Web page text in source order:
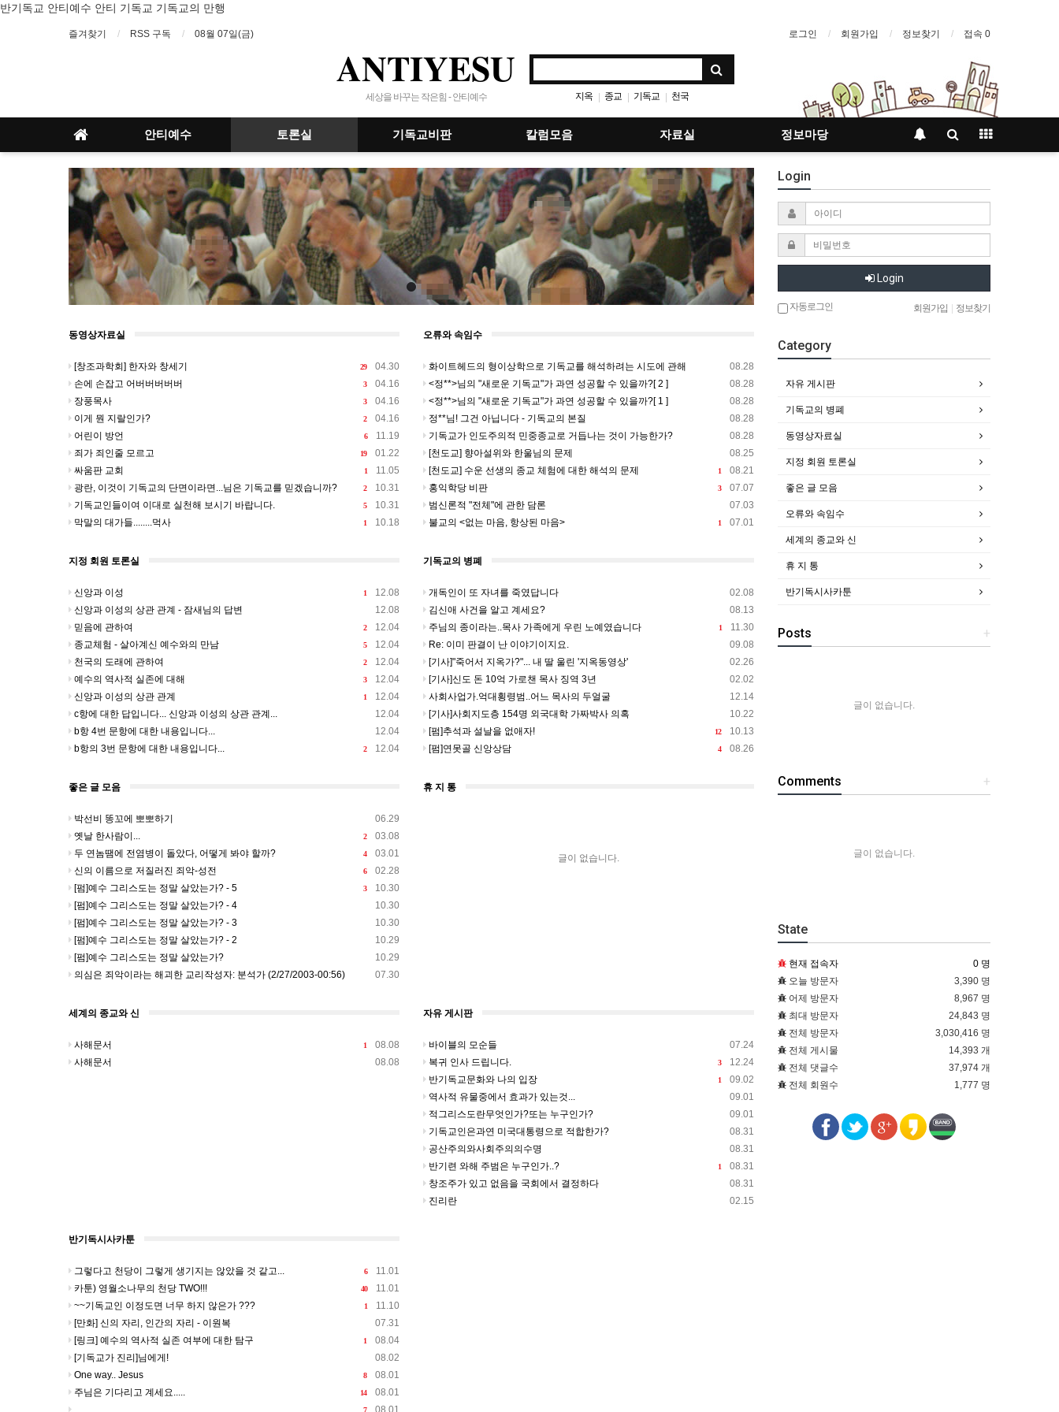
반기독교 안티예수 안티 기독교 기독교의 만행
즐겨찾기 RSS 구독 08월 07일(금) 로그인 회원가입 정보찾기 접속 0
ANTIYESU
세상을 바꾸는 작은힘 - 안티예수 지옥 | 종교 | 기독교 | 천국
안티예수 토론실 기독교비판 칼럼모음 자료실 정보마당
동영상자료실
29 04.30
[창조과학회] 한자와 창세기
3 04.16
손에 손잡고 어버버버버버
3 04.16
장풍목사
2 04.16
이게 뭔 지랄인가?
6 11.19
어린이 방언
19 01.22
죄가 죄인줄 모르고
1 11.05
싸움판 교회
2 10.31
광란, 이것이 기독교의 단면이라면...님은 기독교를 믿겠습니까?
5 10.31
기독교인들이여 이대로 실천해 보시기 바랍니다.
1 10.18
막말의 대가들........먹사
오류와 속임수
08.28
화이트헤드의 형이상학으로 기독교를 해석하려는 시도에 관해
08.28
<정**>님의 "새로운 기독교"가 과연 성공할 수 있을까?[ 2 ]
08.28
<정**>님의 "새로운 기독교"가 과연 성공할 수 있을까?[ 1 ]
08.28
정**님! 그건 아닙니다 - 기독교의 본질
08.28
기독교가 인도주의적 민중종교로 거듭나는 것이 가능한가?
08.25
[천도교] 향아설위와 한울님의 문제
1 08.21
[천도교] 수운 선생의 종교 체험에 대한 해석의 문제
3 07.07
홍익학당 비판
07.03
범신론적 "전체"에 관한 담론
1 07.01
불교의 <없는 마음, 항상된 마음>
지정 회원 토론실
1 12.08
신앙과 이성
12.08
신앙과 이성의 상관 관계 - 잠새님의 답변
2 12.04
믿음에 관하여
5 12.04
종교체험 - 살아계신 예수와의 만남
2 12.04
천국의 도래에 관하여
3 12.04
예수의 역사적 실존에 대해
1 12.04
신앙과 이성의 상관 관계
12.04
c항에 대한 답입니다... 신앙과 이성의 상관 관계...
12.04
b항 4번 문항에 대한 내용입니다...
2 12.04
b항의 3번 문항에 대한 내용입니다...
기독교의 병폐
02.08
개독인이 또 자녀를 죽였답니다
08.13
김신애 사건을 알고 계세요?
1 11.30
주님의 종이라는..목사 가족에게 우린 노예였습니다
09.08
Re: 이미 판결이 난 이야기이지요.
02.26
[기사]"죽어서 지옥가?"... 내 딸 울린 '지옥동영상'
02.02
[기사]신도 돈 10억 가로챈 목사 징역 3년
12.14
사회사업가.억대횡령범..어느 목사의 두얼굴
10.22
[기사]사회지도층 154명 외국대학 가짜박사 의혹
12 10.13
[펌]추석과 설날을 없애자!
4 08.26
[펌]연못골 신앙상담
좋은 글 모음
06.29
박선비 똥꼬에 뽀뽀하기
2 03.08
옛날 한사람이...
4 03.01
두 연놈땜에 전염병이 돌았다, 어떻게 봐야 할까?
6 02.28
신의 이름으로 저질러진 죄악-성전
3 10.30
[펌]예수 그리스도는 정말 살았는가? - 5
10.30
[펌]예수 그리스도는 정말 살았는가? - 4
10.30
[펌]예수 그리스도는 정말 살았는가? - 3
10.29
[펌]예수 그리스도는 정말 살았는가? - 2
10.29
[펌]예수 그리스도는 정말 살았는가?
07.30
의심은 죄악이라는 해괴한 교리작성자: 분석가 (2/27/2003-00:56)
휴 지 통
글이 없습니다.
세계의 종교와 신
1 08.08
사해문서
08.08
사해문서
자유 게시판
07.24
바이블의 모순들
3 12.24
복귀 인사 드립니다.
1 09.02
반기독교문화와 나의 입장
09.01
역사적 유물중에서 효과가 있는것...
09.01
적그리스도란무엇인가?또는 누구인가?
08.31
기독교인은과연 미국대통령으로 적합한가?
08.31
공산주의와사회주의의수명
1 08.31
반기련 와해 주범은 누구인가..?
08.31
창조주가 있고 없음을 국회에서 결정하다
02.15
진리란
반기독시사카툰
6 11.01
그렇다고 천당이 그렇게 생기지는 않았을 것 같고...
40 11.01
카툰) 영월소나무의 천당 TWO!!!
1 11.10
~~기독교인 이정도면 너무 하지 않은가 ???
07.31
[만화] 신의 자리, 인간의 자리 - 이원복
1 08.04
[링크] 예수의 역사적 실존 여부에 대한 탐구
08.02
[기독교가 진리]님에게!
8 08.01
One way.. Jesus
14 08.01
주님은 기다리고 계세요.....
7 08.01
Login
Login
자동로그인 회원가입 정보찾기
Category
자유 게시판
기독교의 병폐
동영상자료실
지정 회원 토론실
좋은 글 모음
오류와 속임수
세계의 종교와 신
휴 지 통
반기독시사카툰
+
Posts
글이 없습니다.
+
Comments
글이 없습니다.
State
현재 접속자
0 명
오늘 방문자
3,390 명
어제 방문자
8,967 명
최대 방문자
24,843 명
전체 방문자
3,030,416 명
전체 게시물
14,393 개
전체 댓글수
37,974 개
전체 회원수
1,777 명